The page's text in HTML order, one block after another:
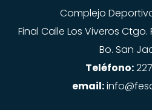
Complejo Deportivo
Final Calle Los Viveros
Bo. San
Teléfono:
email: